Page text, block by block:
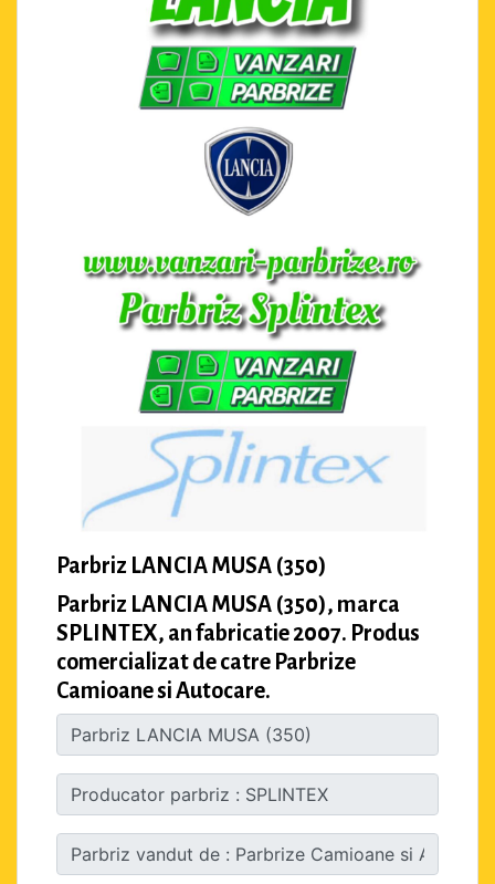
Parbriz LANCIA MUSA (350)
Parbriz LANCIA MUSA (350), marca
SPLINTEX, an fabricatie 2007. Produs
comercializat de catre Parbrize
Camioane si Autocare.